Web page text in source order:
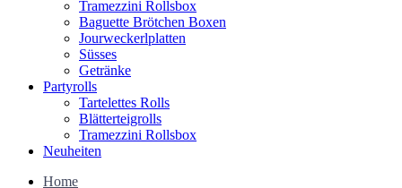
Tramezzini Rollsbox
Baguette Brötchen Boxen
Jourweckerlplatten
Süsses
Getränke
Partyrolls
Tartelettes Rolls
Blätterteigrolls
Tramezzini Rollsbox
Neuheiten
Home